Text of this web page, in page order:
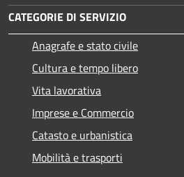
CATEGORIE DI SERVIZIO
Anagrafe e stato civile
Cultura e tempo libero
Vita lavorativa
Imprese e Commercio
Catasto e urbanistica
Mobilità e trasporti